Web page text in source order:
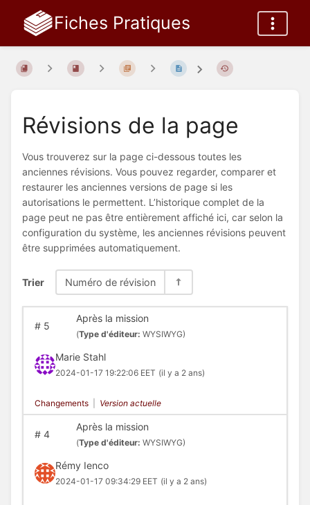
Fiches Pratiques
Révisions de la page
Vous trouverez sur la page ci-dessous toutes les
anciennes révisions. Vous pouvez regarder, comparer et
restaurer les anciennes versions de page si les
autorisations le permettent. L’historique complet de la
page peut ne pas être entièrement affiché ici, car selon la
configuration du système, les anciennes révisions peuvent
être supprimées automatiquement.
Trier Numéro de révision
#5
Après la mission
(Type d'éditeur: WYSIWYG)
Marie Stahl
2024-01-17 19:22:06 EET (il y a 2 ans)
Changements Version actuelle
#4
Après la mission
(Type d'éditeur: WYSIWYG)
Rémy Ienco
2024-01-17 09:34:29 EET (il y a 2 ans)